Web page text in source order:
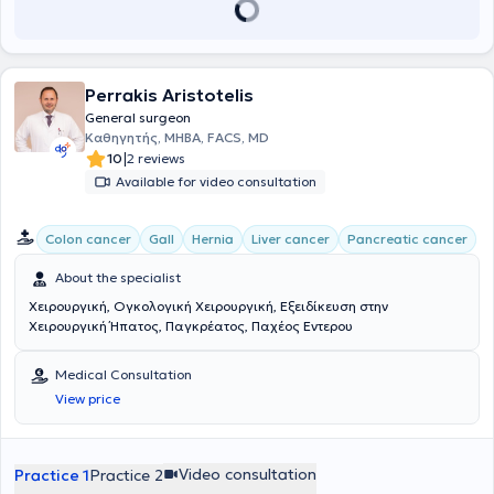
Perrakis Aristotelis
General surgeon
Καθηγητής, MHBA, FACS, MD
10|2 reviews
Available for video consultation
Colon cancer Gall Hernia Liver cancer Pancreatic cancer
About the specialist
Χειρουργική, Ογκολογική Χειρουργική, Εξειδίκευση στην
Χειρουργική Ήπατος, Παγκρέατος, Παχέος Εντερου
Medical Consultation
View price
Practice 1Practice 2 Video consultation